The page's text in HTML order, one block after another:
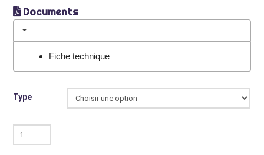
Documents
Fiche technique
Type
quantité
de